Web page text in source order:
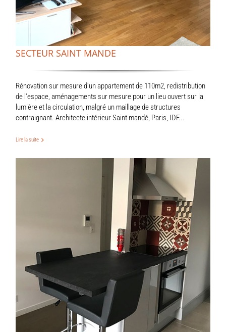
SECTEUR SAINT MANDE
Rénovation sur mesure d'un appartement de 110m2, redistribution
de l'espace, aménagements sur mesure pour un lieu ouvert sur la
lumière et la circulation, malgré un maillage de structures
contraignant. Architecte intérieur Saint mandé, Paris, IDF...
Lire la suite